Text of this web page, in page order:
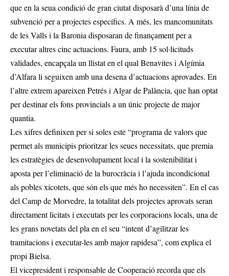
que en la seua condició de gran ciutat disposarà d’una línia de
subvenció per a projectes específics. A més, les mancomunitats
de les Valls i la Baronia disposaran de finançament per a
executar altres cinc actuacions. Faura, amb 15 sol·licituds
validades, encapçala un llistat en el qual Benavites i Algímia
d’Alfara li seguixen amb una desena d’actuacions aprovades. En
l’altre extrem apareixen Petrés i Algar de Palància, que han optat
per destinar els fons provincials a un únic projecte de major
quantia.
Les xifres definixen per si soles este “programa de valors que
permet als municipis prioritzar les seues necessitats, que premia
les estratègies de desenvolupament local i la sostenibilitat i
aposta per l’eliminació de la burocràcia i l’ajuda incondicional
als pobles xicotets, que són els que més ho necessiten”. En el cas
del Camp de Morvedre, la totalitat dels projectes aprovats seran
directament licitats i executats per les corporacions locals, una de
les grans novetats del pla en el seu “intent d’agilitzar les
tramitacions i executar-les amb major rapidesa”, com explica el
propi Bielsa.
El vicepresident i responsable de Cooperació recorda que els